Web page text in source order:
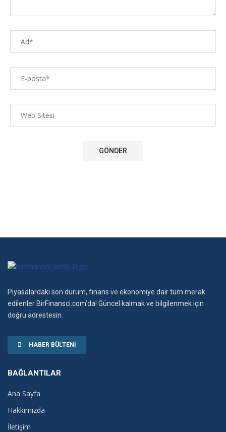
Piyasalardaki son durum, finans ve ekonomiye dair tüm merak
edilenler BirFinansci.com’da! Güncel kalmak ve bilgilenmek için
doğru adrestesin.
HABER BÜLTENI
BAĞLANTILAR
Ana Sayfa
Hakkımızda
İletişim